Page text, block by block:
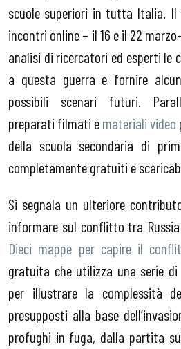
scuole superiori in tutta Italia.
incontri online – il 16 e il 22
analisi di ricercatori ed esperti le
a questa guerra e fornire
possibili scenari futuri.
preparati filmati emateriali video
della scuola secondaria di
completamente gratuiti e
Si segnala un ulteriore
informare sul conflitto tra
Dieci mappe per capire il
gratuita che utilizza una serie
per illustrare la complessità
presupposti alla base
profughi in fuga, dalla partita